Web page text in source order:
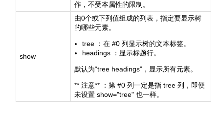
作，不受本属性的限制。
show
由0个或下列值组成的列表，指定要显示树
的哪些元素。
tree ：在 #0 列显示树的文本标签。
headings ：显示标题行。
默认为“tree headings”，显示所有元素。
** 注意** ：第 #0 列一定是指 tree 列，即便
未设置 show="tree" 也一样。